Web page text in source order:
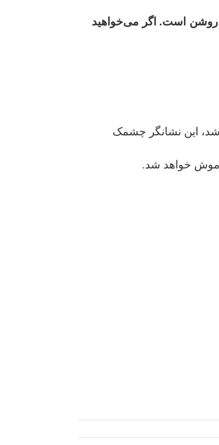
روشن است. اگر می‌خواهید
۲ دقیقه باز باشد، این نشانگر چشمک
خواهد شد.